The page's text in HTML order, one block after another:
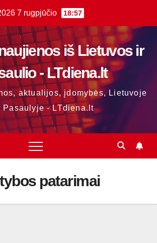
7 rugpjūčio 18:57
iš Lietuvos ir
- LTdiena.lt
aktualijos, įdomybės, Lietuvoje
Pasaulyje - LTdiena.lt
patarimai